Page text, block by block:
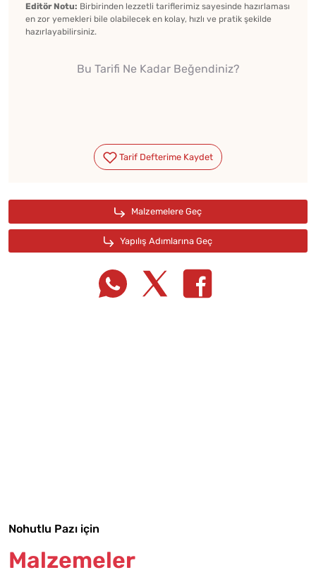
Editör Notu: Birbirinden lezzetli tariflerimiz sayesinde hazırlaması
en zor yemekleri bile olabilecek en kolay, hızlı ve pratik şekilde
hazırlayabilirsiniz.
Bu Tarifi Ne Kadar Beğendiniz?
Nohutlu Pazı için
Malzemeler